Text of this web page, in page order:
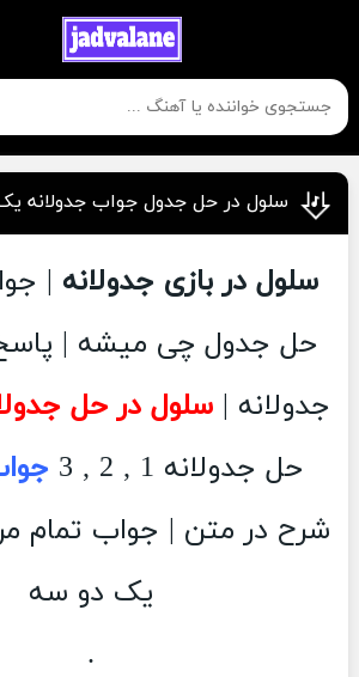
سلول در حل جدول جواب جدولانه
سلول در بازی جدولانه |
حل جدول چی میشه | پاسخ
جدولانه |سلول در حل
حل جدولانه 1 , 2 , 3
شرح در متن | جواب تمام
یک دو سه
.